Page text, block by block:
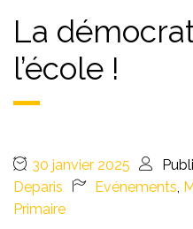
La
l’école !
30 janvier 2025
Deparis
Evénements,
Primaire